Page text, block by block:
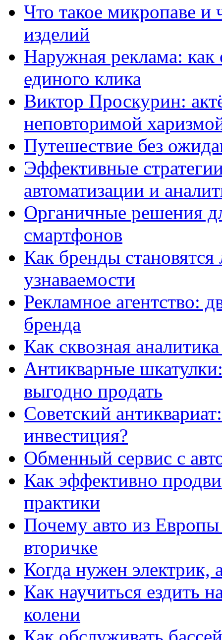
Что такое микропаве
изделий
Наружная реклама: как
единого клика
Виктор Проскурин:
неповторимой
Путешествие без
Эффективные
автоматизации и
Органичные решения
смартфонов
Как бренды
узнаваемости
Рекламное агентство:
бренда
Как сквозная
Антикварные
выгодно продать
Советский
инвестиция?
Обменный сервис с
Как эффективно
практики
Почему авто из
вторичке
Когда нужен электрик,
Как научиться ездить
колени